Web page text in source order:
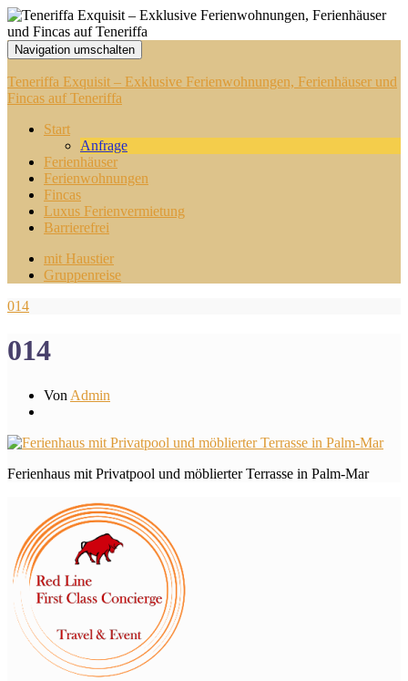
Navigation umschalten
Teneriffa Exquisit – Exklusive Ferienwohnungen, Ferienhäuser und
Fincas auf Teneriffa
Start
Anfrage
Ferienhäuser
Ferienwohnungen
Fincas
Luxus Ferienvermietung
Barrierefrei
mit Haustier
Gruppenreise
014
014
Von Admin
Ferienhaus mit Privatpool und möblierter Terrasse in Palm-Mar